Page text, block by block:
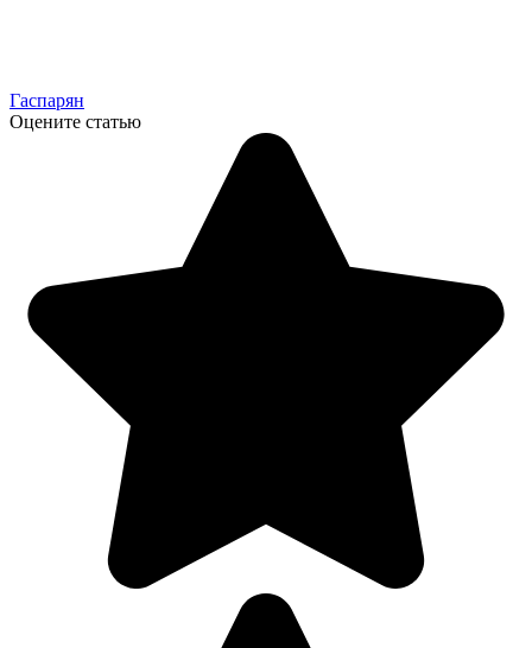
Гаспарян
Оцените статью